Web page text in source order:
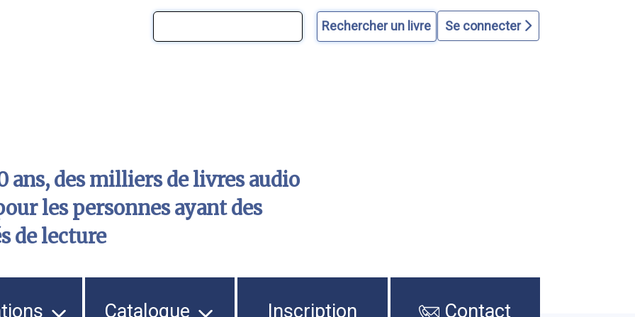
Se connecter
ans, des milliers de livres audio
les personnes ayant des
de lecture
Catalogue Inscription Contact